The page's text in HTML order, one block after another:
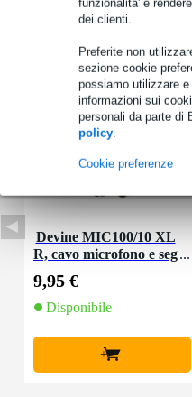
dei clienti.
Preferite non
sezione cookie
possiamo utilizzare
informazioni sui
personali da parte di
policy.
Cookie preferenze
Devine MIC100/10 XL
R, cavo microfono e seg
9,95 €
Disponibile
+